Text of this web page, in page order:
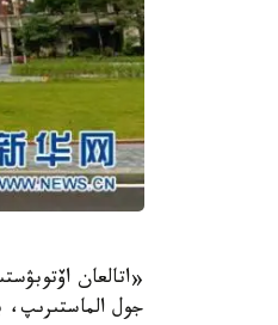
جول الماستىرىپ،